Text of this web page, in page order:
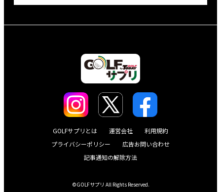
GOLFサプリとは 運営会社
利用規約
プライバシーポリシー
広告お問い合わせ
記事通知の解除方法
©GOLFサプリ All Rights Reserved.